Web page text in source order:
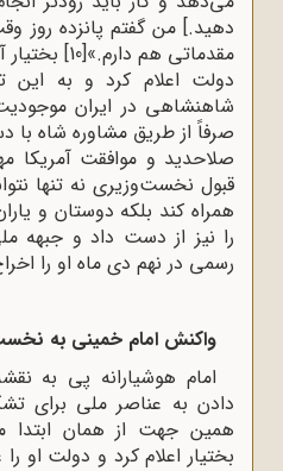
دهید.] من گفتم پانزده
مقدماتی هم دارم.»[10]
دولت اعلام کرد و به این
شاهنشاهی در ایران
صرفاً از طریق مشاوره شاه با
صلاحدید و موافقت آمریکا
قبول نخست‌وزیری نه ‌تنها
همراه کند بلکه دوستان و
را نیز از دست داد و جبهه
رسمی در نهم دی ‌ماه او را
واکنش امام خمینی به
امام هوشیارانه پی به
دادن به عناصر ملی برای
همین جهت از همان ابتدا
بختیار اعلام کرد و دولت او